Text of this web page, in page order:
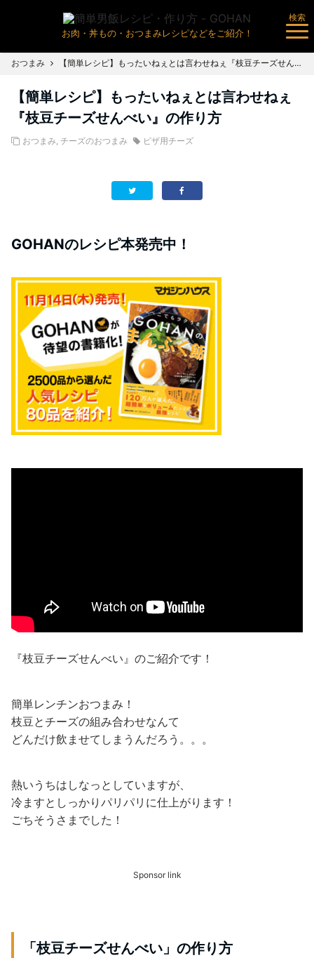
お肉・丼もの・おつまみレシピなどをご紹介！
検索
おつまみ 【簡単レシピ】もったいねぇとは言わせねぇ『枝豆チーズせんべい』の作り方
【簡単レシピ】もったいねぇとは言わせねぇ
『枝豆チーズせんべい』の作り方
おつまみ, チーズのおつまみ ピザ用チーズ
GOHANのレシピ本発売中！
『枝豆チーズせんべい』のご紹介です！
簡単レンチンおつまみ！
枝豆とチーズの組み合わせなんて
どんだけ飲ませてしまうんだろう。。。
熱いうちはしなっとしていますが、
冷ますとしっかりパリパリに仕上がります！
ごちそうさまでした！
Sponsor link
「枝豆チーズせんべい」の作り方